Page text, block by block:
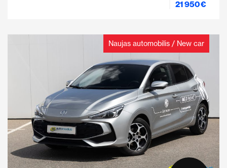
21 950 €
Naujas automobilis / New car